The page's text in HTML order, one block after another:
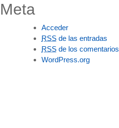
Meta
Acceder
RSS de las entradas
RSS de los comentarios
WordPress.org